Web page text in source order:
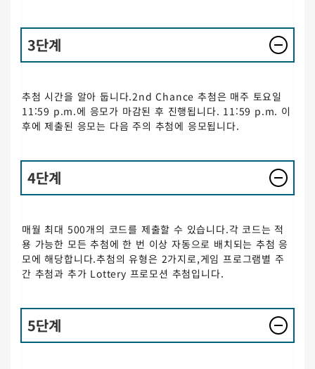
3단계
추첨 시간을 알아 둡니다.2nd Chance 추첨은 매주 토요일
11:59 p.m.에 응모가 마감된 후 진행됩니다. 11:59 p.m. 이
후에 제출된 응모는 다음 주의 추첨에 응모됩니다.
4단계
매월 최대 500개의 코드를 제출할 수 있습니다.각 코드는 적
용 가능한 모든 추첨에 한 번 이상 자동으로 배치되는 추첨 응
모에 해당합니다.추첨의 유형은 2가지로,게임 프로그램별 주
간 추첨과 추가 Lottery 프로모션 추첨입니다.
5단계